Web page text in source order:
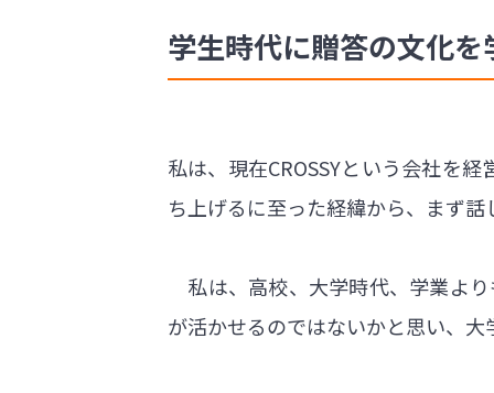
学生時代に贈答の文化
私は、現在CROSSYという会社を
ち上げるに至った経緯から、まず話
私は、高校、大学時代、学業よ
が活かせるのではないかと思い、大